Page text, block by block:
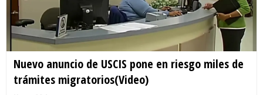
Nuevo anuncio de USCIS pone en riesgo miles de
trámites migratorios(Video)